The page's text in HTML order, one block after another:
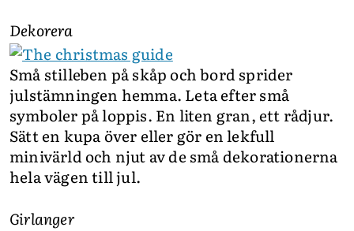
Dekorera
Små stilleben på skåp och bord sprider
julstämningen hemma. Leta efter små
symboler på loppis. En liten gran, ett rådjur.
Sätt en kupa över eller gör en lekfull
minivärld och njut av de små dekorationerna
hela vägen till jul.
Girlanger